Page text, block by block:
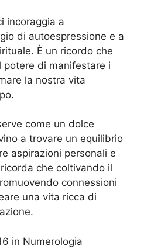
incoraggia a
di autoespressione e a
È un ricordo che
di manifestare i
la nostra vita
come un dolce
a trovare un equilibrio
aspirazioni personali e
che coltivando il
connessioni
una vita ricca di
in Numerologia